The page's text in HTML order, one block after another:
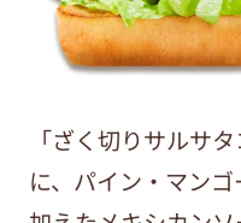
「ざく切りサルサ
に、パイン・マン